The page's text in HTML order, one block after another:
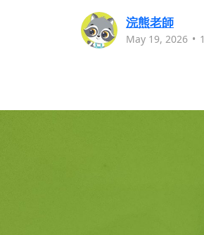
浣熊老師
May 19, 2026 •